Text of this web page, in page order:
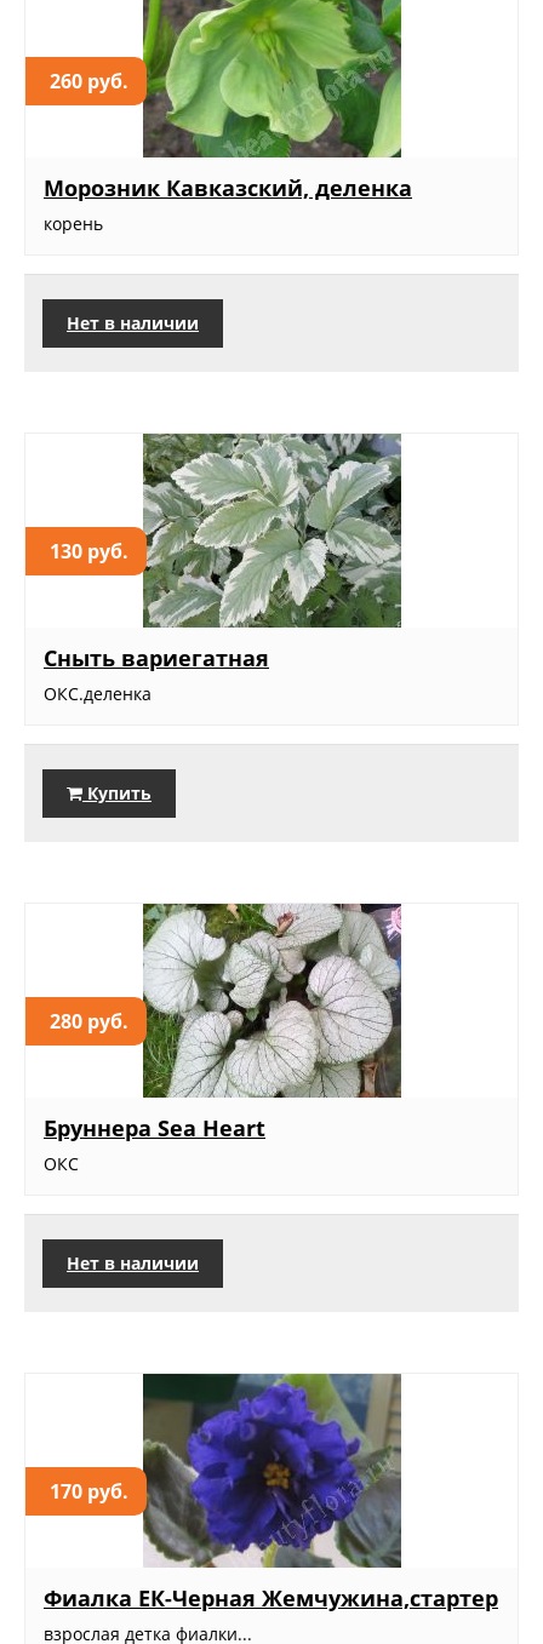
260 руб.
Морозник Кавказский, деленка
корень
Нет в наличии
130 руб.
Сныть вариегатная
ОКС.деленка
Купить
280 руб.
Бруннера Sea Heart
ОКС
Нет в наличии
170 руб.
Фиалка ЕК-Черная Жемчужина,стартер
взрослая детка фиалки...